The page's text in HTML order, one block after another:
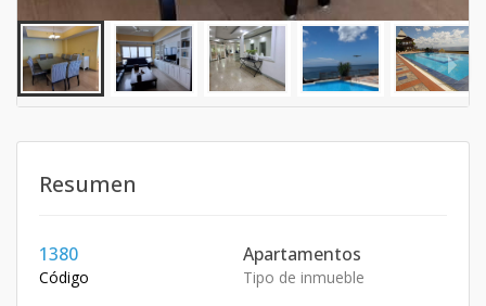
Resumen
1380
Código
Apartamentos
Tipo de inmueble